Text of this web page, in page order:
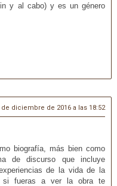
y al cabo) y es un género
de diciembre de 2016 a las 18:52
biografía, más bien como
de discurso que incluye
de la vida de la
si fueras a ver la obra te